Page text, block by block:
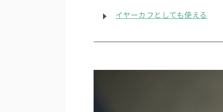
イヤーカフとしても使える